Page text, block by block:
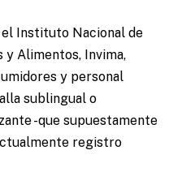
el Instituto Nacional de
y Alimentos, Invima,
y personal
sublingual o
-que supuestamente
registro